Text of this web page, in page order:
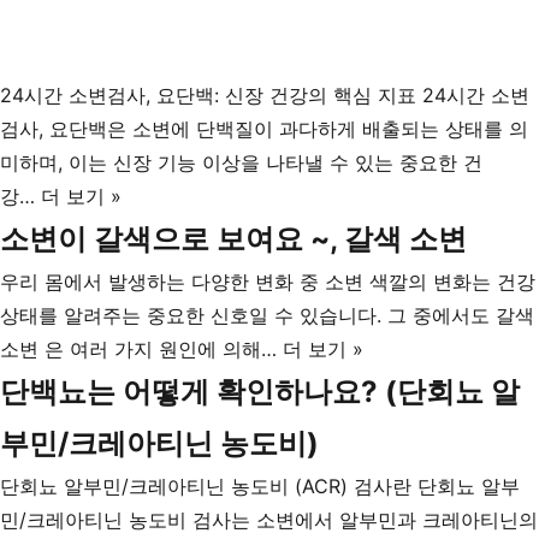
24시간 소변검사, 요단백: 신장 건강의 핵심 지표 24시간 소변
검사, 요단백은 소변에 단백질이 과다하게 배출되는 상태를 의
미하며, 이는 신장 기능 이상을 나타낼 수 있는 중요한 건
강… 더 보기 »
시
소
변
검
사,
요
단
백:
신
소변이 갈색으로 보여요 ~, 갈색 소변
우리 몸에서 발생하는 다양한 변화 중 소변 색깔의 변화는 건강
상태를 알려주는 중요한 신호일 수 있습니다. 그 중에서도 갈색
소변 은 여러 가지 원인에 의해… 더 보기 »
변
색
으
단백뇨는 어떻게 확인하나요? (단회뇨 알
부민/크레아티닌 농도비)
단회뇨 알부민/크레아티닌 농도비 (ACR) 검사란 단회뇨 알부
민/크레아티닌 농도비 검사는 소변에서 알부민과 크레아티닌의